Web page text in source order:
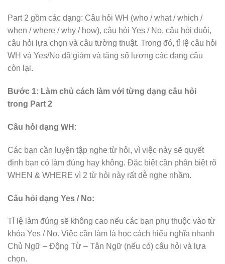
Part 2 gồm các dạng: Câu hỏi WH (who / what / which /
when / where / why / how), câu hỏi Yes / No, câu hỏi đuôi,
câu hỏi lựa chọn và câu tường thuật. Trong đó, tỉ lệ câu hỏi
WH và Yes/No đã giảm và tăng số lượng các dạng câu
còn lại.
Bước 1: Làm chủ cách làm với từng dạng câu hỏi
trong Part 2
Câu hỏi dạng WH :
Các bạn cần luyện tập nghe từ hỏi, vì việc này sẽ quyết
định bạn có làm đúng hay không. Đặc biệt cần phân biệt rõ
WHEN & WHERE vì 2 từ hỏi này rất dễ nghe nhầm.
Câu hỏi dạng Yes / No:
Tỉ lệ làm đúng sẽ không cao nếu các bạn phụ thuộc vào từ
khóa Yes / No. Việc cần làm là học cách hiểu nghĩa nhanh
Chủ Ngữ – Động Từ – Tân Ngữ (nếu có) câu hỏi và lựa
chọn.